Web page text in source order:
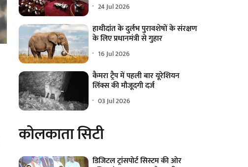
24 Jul 2026
हाथीदांत के दुर्लभ पुरावशेषों के संरक्षण
के लिए प्रधानमंत्री से गुहार
16 Jul 2026
कैमरा ट्रैप में पहली बार यूरेशियन
लिंक्स की मौजूदगी दर्ज
03 Jul 2026
कोलकाता सिटी
डिजिटल ट्रांसपोर्ट सिस्टम की ओर